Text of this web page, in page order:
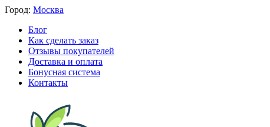
Город: Москва
Блог
Как сделать заказ
Отзывы покупателей
Доставка и оплата
Бонусная система
Контакты